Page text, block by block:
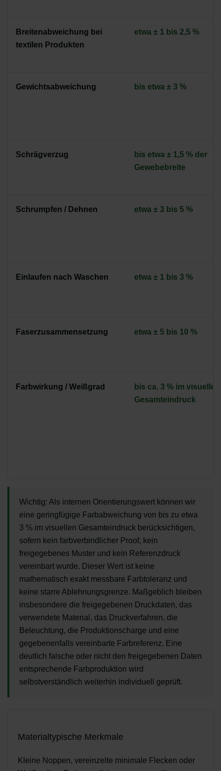
Breitenabweichung bei
textilen Produkten
etwa ± 1 bis 2,5 %
Gewichtsabweichung bis etwa ± 3 %
Schrägverzug
bis etwa ± 1,5 % der
Gewebebreite
Schrumpfen / Dehnen etwa ± 3 bis 5 %
Einlaufen nach Waschen etwa ± 1 bis 3 %
Faserzusammensetzung etwa ± 5 bis 10 %
Farbwirkung / Weißgrad
bis ca. 3 % im visuellen
Gesamteindruck
Wichtig: Als internen Orientierungswert können wir
eine geringfügige Farbabweichung von bis zu etwa
3 % im visuellen Gesamteindruck berücksichtigen,
sofern kein farbverbindlicher Proof, kein
freigegebenes Muster und kein Referenzdruck
vereinbart wurde. Dieser Wert ist keine
mathematisch exakt messbare Farbtoleranz und
keine starre Ablehnungsgrenze. Maßgeblich bleiben
insbesondere die freigegebenen Druckdaten, das
verwendete Material, das Druckverfahren, die
Beleuchtung, die Produktionscharge und eine
gegebenenfalls vereinbarte Farbreferenz. Eine
deutlich falsche oder nicht den freigegebenen Daten
entsprechende Farbproduktion wird
selbstverständlich weiterhin individuell geprüft.
Materialtypische Merkmale
Kleine Noppen, vereinzelte minimale Flecken oder